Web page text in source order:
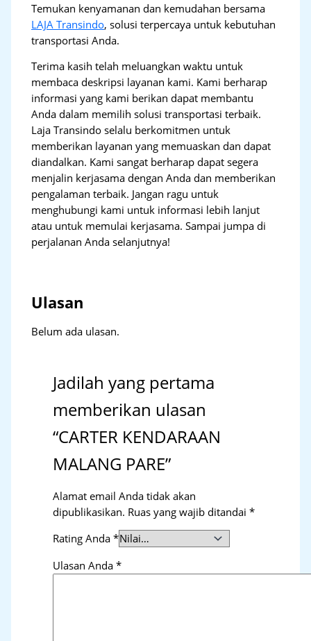
Temukan kenyamanan dan kemudahan bersama
LAJA Transindo, solusi terpercaya untuk kebutuhan
transportasi Anda.
Terima kasih telah meluangkan waktu untuk
membaca deskripsi layanan kami. Kami berharap
informasi yang kami berikan dapat membantu
Anda dalam memilih solusi transportasi terbaik.
Laja Transindo selalu berkomitmen untuk
memberikan layanan yang memuaskan dan dapat
diandalkan. Kami sangat berharap dapat segera
menjalin kerjasama dengan Anda dan memberikan
pengalaman terbaik. Jangan ragu untuk
menghubungi kami untuk informasi lebih lanjut
atau untuk memulai kerjasama. Sampai jumpa di
perjalanan Anda selanjutnya!
Ulasan
Belum ada ulasan.
Jadilah yang pertama
memberikan ulasan
“CARTER KENDARAAN
MALANG PARE”
Alamat email Anda tidak akan
dipublikasikan. Ruas yang wajib ditandai*
Rating Anda*
Ulasan Anda*